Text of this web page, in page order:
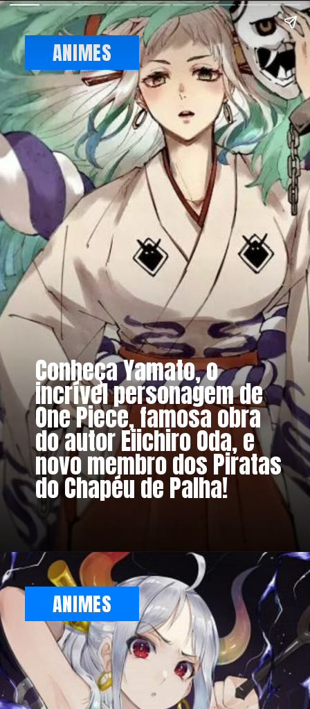
Conheça Yamato, o
incrível personagem de
One Piece, famosa obra
do autor Eiichiro Oda, e
novo membro dos Piratas
do Chapéu de Palha!
ANIMES
ANIMES